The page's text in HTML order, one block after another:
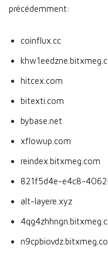
précédemment:
coinflux.cc
hitcex.com
bitexti.com
bybase.net
xflowup.com
reindex.bitxmeg.com
821f5d4e-e4c8-
alt-layere.xyz